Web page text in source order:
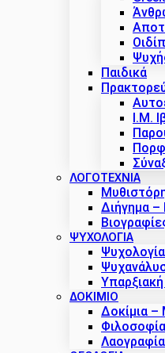
Παιδικά
Ι.Μ.
ΛΟΓΟΤΕΧΝΙΑ
Διήγημα
ΨΥΧΟΛΟΓΙΑ
ΔΟΚΊΜΙΟ
Δοκίμια –
Φιλοσοφία
Λαογραφία